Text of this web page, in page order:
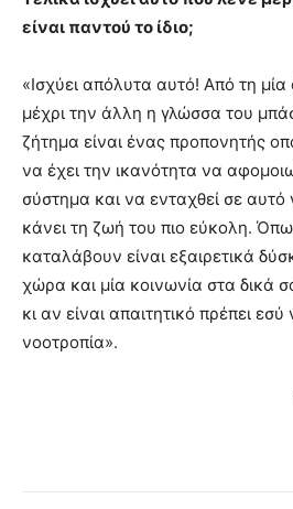
είναι παντού το ίδιο;
«Ισχύει απόλυτα αυτό! Από τη
μέχρι την άλλη η γλώσσα του
ζήτημα είναι ένας προπονητής
να έχει την ικανότητα να
σύστημα και να ενταχθεί σε αυτό
κάνει τη ζωή του πιο εύκολη.
καταλάβουν είναι εξαιρετικά
χώρα και μία κοινωνία στα δικά
κι αν είναι απαιτητικό πρέπει
νοοτροπία».